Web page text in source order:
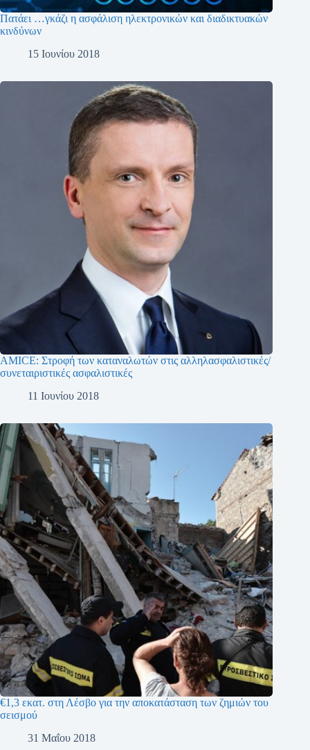
Πατάει …γκάζι η ασφάλιση ηλεκτρονικών και διαδικτυακών
κινδύνων
15 Ιουνίου 2018
AMICE: Στροφή των καταναλωτών στις αλληλασφαλιστικές/
συνεταιριστικές ασφαλιστικές
11 Ιουνίου 2018
€1,3 εκατ. στη Λέσβο για την αποκατάσταση των ζημιών του
σεισμού
31 Μαΐου 2018